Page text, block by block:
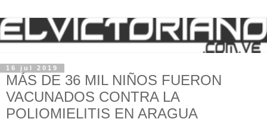
16 jul 2019
MÁS DE 36 MIL NIÑOS FUERON
VACUNADOS CONTRA LA
POLIOMIELITIS EN ARAGUA